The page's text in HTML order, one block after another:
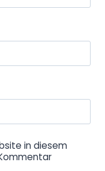
in diesem